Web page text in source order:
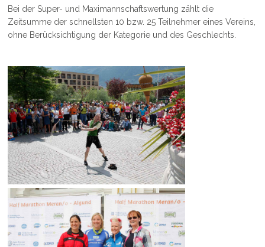
Bei der Super- und Maximannschaftswertung zählt die
Zeitsumme der schnellsten 10 bzw. 25 Teilnehmer eines Vereins,
ohne Berücksichtigung der Kategorie und des Geschlechts.